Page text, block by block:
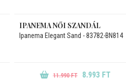
IPANEMA NŐI SZANDÁL
Ipanema Elegant Sand - 83782-BN814
11.990 FT 8.993 FT